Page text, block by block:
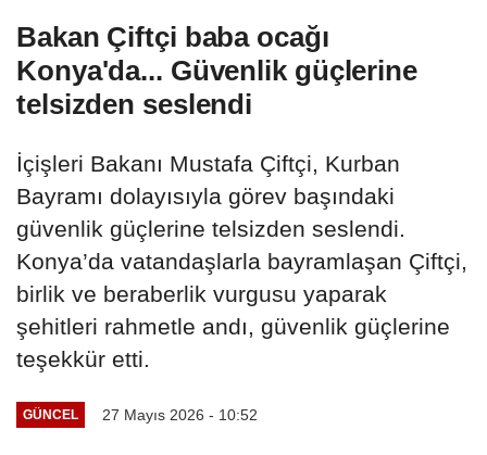
Bakan Çiftçi baba ocağı
Konya'da... Güvenlik güçlerine
telsizden seslendi
İçişleri Bakanı Mustafa Çiftçi, Kurban
Bayramı dolayısıyla görev başındaki
güvenlik güçlerine telsizden seslendi.
Konya’da vatandaşlarla bayramlaşan Çiftçi,
birlik ve beraberlik vurgusu yaparak
şehitleri rahmetle andı, güvenlik güçlerine
teşekkür etti.
GÜNCEL 27 Mayıs 2026 - 10:52